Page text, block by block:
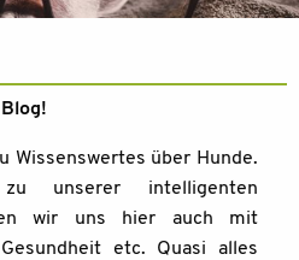
Wissenswertes über Hunde.
unserer intelligenten
wir uns hier auch mit
etc. Quasi alles